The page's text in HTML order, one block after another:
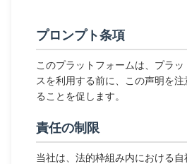
プロンプト条項
このプラットフォームは、プラ
スを利用する前に、この声明を
ることを促します。
責任の制限
当社は、法的枠組み内における